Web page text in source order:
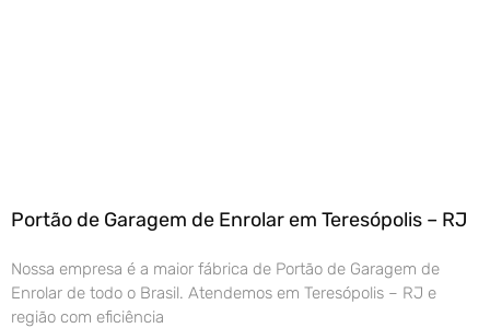
Portão de Garagem de Enrolar em Teresópolis – RJ
Nossa empresa é a maior fábrica de Portão de Garagem de
Enrolar de todo o Brasil. Atendemos em Teresópolis – RJ e
região com eficiência